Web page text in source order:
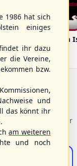
Fehmarn
einen Einstieg für
1986 hat sich
einiges
ihr dazu
die Vereine,
bzw.
und
das könnt ihr
am weiteren
und noch